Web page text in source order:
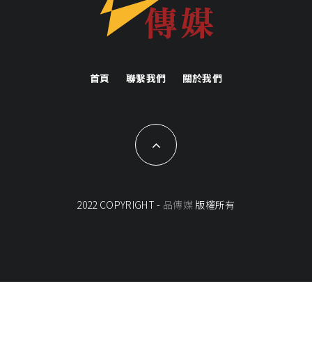
首頁 聯繫我們 關於我們
2022 COPYRIGHT - 品傳媒 版權所有